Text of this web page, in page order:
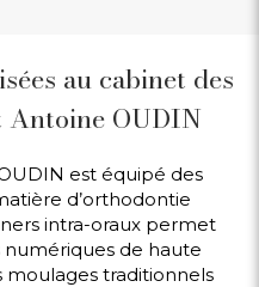
au cabinet des
OUDIN
est équipé des
d’orthodontie
intra-oraux permet
de haute
moulages traditionnels